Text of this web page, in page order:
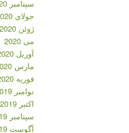
سپتامبر 2020
جولای 2020
ژوئن 2020
می 2020
آوریل 2020
مارس 2020
فوریه 2020
نوامبر 2019
اکتبر 2019
سپتامبر 2019
آگوست 2019